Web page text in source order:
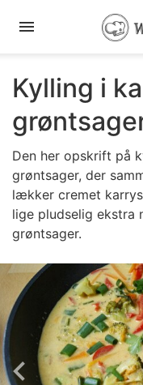
Kylling i
Den her opskrift på
grøntsager, der
lækker cremet
lige pludselig ekstra
grøntsager.